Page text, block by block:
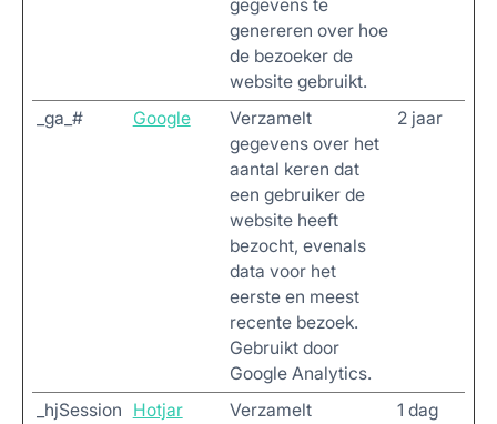
gegevens te
genereren over hoe
de bezoeker de
website gebruikt.
_ga_#
Google
Verzamelt
gegevens over het
aantal keren dat
een gebruiker de
website heeft
bezocht, evenals
data voor het
eerste en meest
recente bezoek.
Gebruikt door
Google Analytics.
2 jaar
_hjSession
Hotjar
Verzamelt
1 dag